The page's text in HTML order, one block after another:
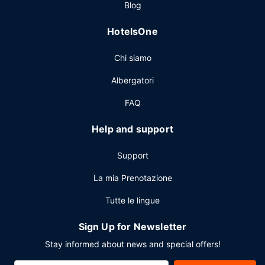
business center aperto 24 ore su 24 e check-in veloce.
avrai a disposizione 0 metri quadrati di spazio con un'area
Blog
HotelsOne
Chi siamo
Albergatori
FAQ
Help and support
Support
La mia Prenotazione
Tutte le lingue
Sign Up for Newsletter
Stay informed about news and special offers!